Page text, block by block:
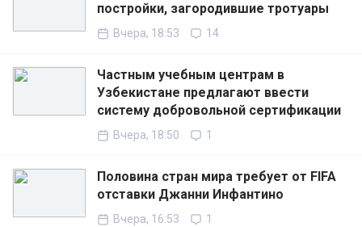
постройки, загородившие тротуары
Вчера, 18:53 14
Частным учебным центрам в
Узбекистане предлагают ввести
систему добровольной сертификации
Вчера, 18:50 1
Половина стран мира требует от FIFA
отставки Джанни Инфантино
Вчера, 16:53 1